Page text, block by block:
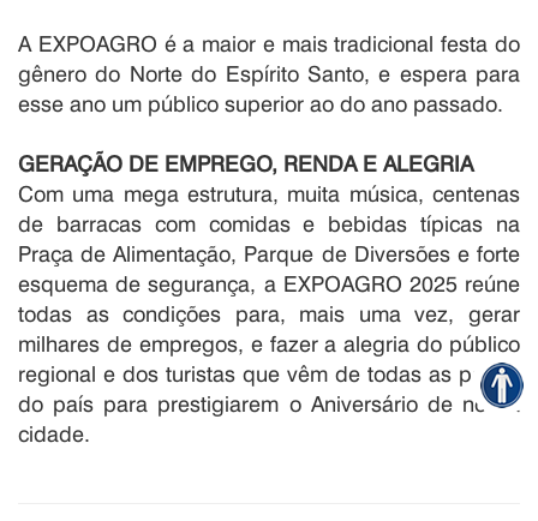
A EXPOAGRO é a maior e mais tradicional festa do
gênero do Norte do Espírito Santo, e espera para
esse ano um público superior ao do ano passado.
GERAÇÃO DE EMPREGO, RENDA E ALEGRIA
Com uma mega estrutura, muita música, centenas
de barracas com comidas e bebidas típicas na
Praça de Alimentação, Parque de Diversões e forte
esquema de segurança, a EXPOAGRO 2025 reúne
todas as condições para, mais uma vez, gerar
milhares de empregos, e fazer a alegria do público
regional e dos turistas que vêm de todas as partes
do país para prestigiarem o Aniversário de nossa
cidade.